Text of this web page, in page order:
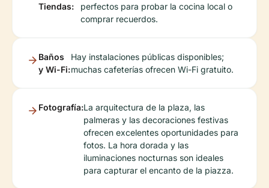
Tiendas:
perfectos para probar la cocina local o
comprar recuerdos.
Baños
y Wi-Fi:
Hay instalaciones públicas disponibles;
muchas cafeterías ofrecen Wi-Fi gratuito.
Fotografía:La arquitectura de la plaza, las
palmeras y las decoraciones festivas
ofrecen excelentes oportunidades para
fotos. La hora dorada y las
iluminaciones nocturnas son ideales
para capturar el encanto de la piazza.